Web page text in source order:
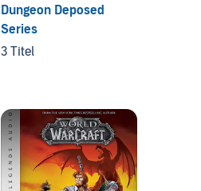
Dungeon Deposed
Series
3 Titel